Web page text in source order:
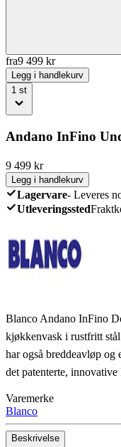
fra9 499 kr
Legg i handlekurv
1 st
Andano InFino
9 499 kr
Legg i handlekurv
Lagervare- Leveres
Utleveringssted
Blanco Andano InFino
kjøkkenvask i rustfritt
har også breddeavløp
det patenterte,
Varemerke
Blanco
Beskrivelse